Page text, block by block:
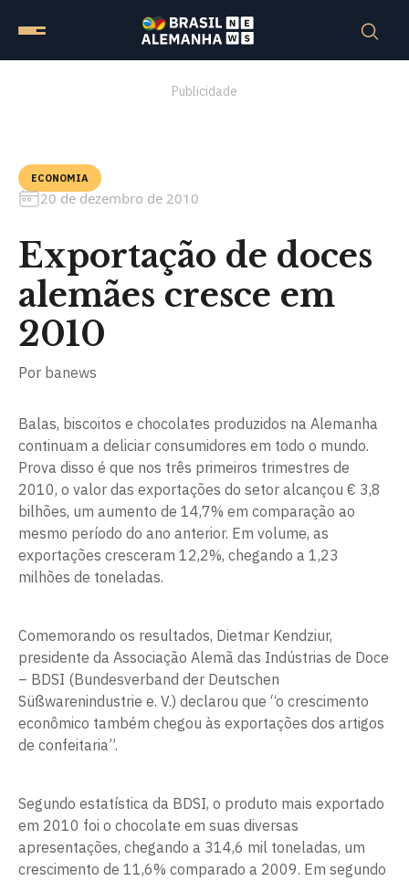
Publicidade
ECONOMIA
20 de dezembro de 2010
Exportação de doces
alemães cresce em
2010
Por banews
Balas, biscoitos e chocolates produzidos na Alemanha
continuam a deliciar consumidores em todo o mundo.
Prova disso é que nos três primeiros trimestres de
2010, o valor das exportações do setor alcançou € 3,8
bilhões, um aumento de 14,7% em comparação ao
mesmo período do ano anterior. Em volume, as
exportações cresceram 12,2%, chegando a 1,23
milhões de toneladas.
Comemorando os resultados, Dietmar Kendziur,
presidente da Associação Alemã das Indústrias de Doce
– BDSI (Bundesverband der Deutschen
Süßwarenindustrie e. V.) declarou que “o crescimento
econômico também chegou às exportações dos artigos
de confeitaria”.
Segundo estatística da BDSI, o produto mais exportado
em 2010 foi o chocolate em suas diversas
apresentações, chegando a 314,6 mil toneladas, um
crescimento de 11,6% comparado a 2009. Em segundo